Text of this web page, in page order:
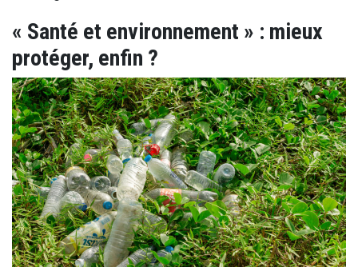
« Santé et environnement » : mieux
protéger, enfin ?